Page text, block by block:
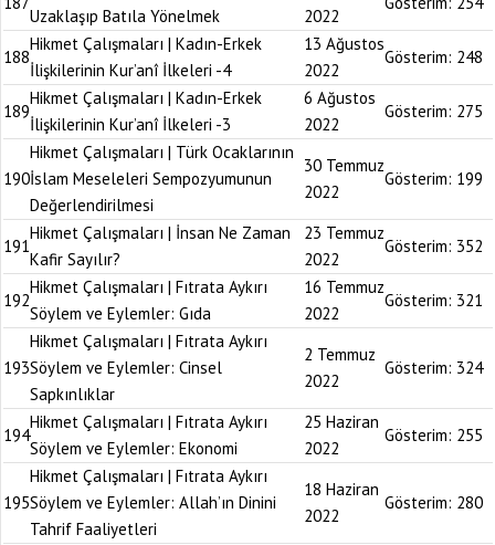
Uzaklaşıp Batıla Yönelmek 2022
188
Hikmet Çalışmaları | Kadın-Erkek
İlişkilerinin Kur’anî İlkeleri -4
13 Ağustos
2022
Gösterim: 248
189
Hikmet Çalışmaları | Kadın-Erkek
İlişkilerinin Kur’anî İlkeleri -3
6 Ağustos
2022
Gösterim: 275
190
Hikmet Çalışmaları | Türk Ocaklarının
İslam Meseleleri Sempozyumunun
Değerlendirilmesi
30 Temmuz
2022
Gösterim: 199
191
Hikmet Çalışmaları | İnsan Ne Zaman
Kafir Sayılır?
23 Temmuz
2022
Gösterim: 352
192
Hikmet Çalışmaları | Fıtrata Aykırı
Söylem ve Eylemler: Gıda
16 Temmuz
2022
Gösterim: 321
193
Hikmet Çalışmaları | Fıtrata Aykırı
Söylem ve Eylemler: Cinsel
Sapkınlıklar
2 Temmuz
2022
Gösterim: 324
194
Hikmet Çalışmaları | Fıtrata Aykırı
Söylem ve Eylemler: Ekonomi
25 Haziran
2022
Gösterim: 255
195
Hikmet Çalışmaları | Fıtrata Aykırı
Söylem ve Eylemler: Allah’ın Dinini
Tahrif Faaliyetleri
18 Haziran
2022
Gösterim: 280